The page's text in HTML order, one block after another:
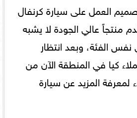
العمل على سيارة كرنفال
منتجاً عالي الجودة لا يشبه
الفئة، وبعد انتظار
كيا في المنطقة الآن من
لمعرفة المزيد عن سيارة